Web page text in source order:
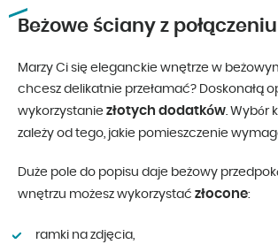
Beżowe ściany z
Marzy Ci się eleganckie wnętrze w
chcesz delikatnie przełamać? Doskonałą
wykorzystanie złotych dodatków. Wybór
zależy od tego, jakie pomieszczenie
Duże pole do popisu daje beżowy
wnętrzu możesz wykorzystać złocone:
ramki na zdjęcia,